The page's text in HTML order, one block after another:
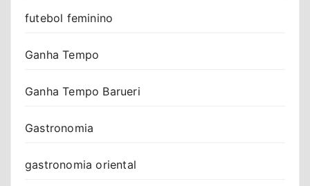
futebol feminino
Ganha Tempo
Ganha Tempo Barueri
Gastronomia
gastronomia oriental